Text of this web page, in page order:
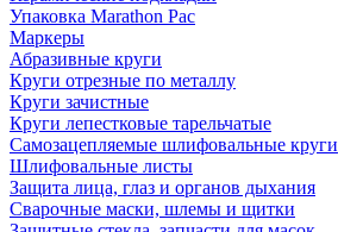
Упаковка Marathon Pac
Маркеры
Абразивные круги
Круги отрезные по металлу
Круги зачистные
Круги лепестковые тарельчатые
Самозацепляемые шлифовальные круги
Шлифовальные листы
Защита лица, глаз и органов дыхания
Сварочные маски, шлемы и щитки